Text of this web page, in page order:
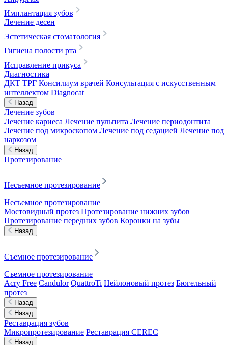
Имплантация зубов
Лечение десен
Эстетическая стоматология
Гигиена полости рта
Исправление прикуса
Диагностика
ДКТ ТРГ Консилиум врачей Консультация с искусственным
интеллектом Diagnocat
Назад
Лечение зубов
Лечение кариеса Лечение пульпита Лечение периодонтита
Лечение под микроскопом Лечение под седацией Лечение под
наркозом
Назад
Протезирование
Несъемное протезирование
Несъемное протезирование
Мостовидный протез Протезирование нижних зубов
Протезирование передних зубов Коронки на зубы
Назад
Съемное протезирование
Съемное протезирование
Acry Free Candulor QuattroTi Нейлоновый протез Бюгельный
протез
Назад
Назад
Реставрация зубов
Микропротезирование Реставрация CEREC
Назад